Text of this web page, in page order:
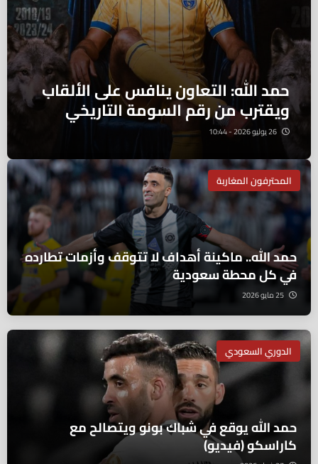
حمد الله: التعاون ينافس على الألقاب
ويقترب من رقم السومة التاريخي
المحترفون المغاربة
حمد الله.. ماكينة أهداف لا تتوقف وأزمات تطارده
في كل محطة سعودية
الدوري السعودي
حمد الله يوقع في شباك بونو ويتصالح مع
كاراسكو (فيديو)